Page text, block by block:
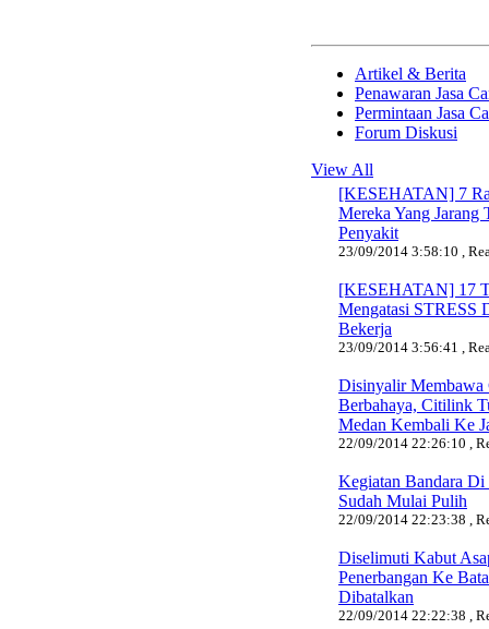
Artikel & Berita
Penawaran Jasa
Permintaan Jasa
Forum Diskusi
View All
[KESEHATAN] 7
Mereka Yang Jarang
Penyakit
23/09/2014 3:58:10 ,
[KESEHATAN] 17
Mengatasi STRESS
Bekerja
23/09/2014 3:56:41 ,
Disinyalir Membawa
Berbahaya, Citilink
Medan Kembali Ke
22/09/2014 22:26:10 ,
Kegiatan Bandara Di
Sudah Mulai Pulih
22/09/2014 22:23:38 ,
Diselimuti Kabut
Penerbangan Ke
Dibatalkan
22/09/2014 22:22:38 ,